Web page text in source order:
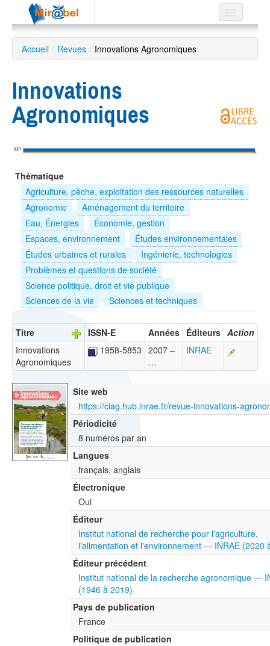
Le réseau
Soutien
Recherche
EN
ES
?
Accueil / Revues / Innovations Agronomiques
Innovations
Agronomiques
2007
Thématique
Agriculture, pêche, exploitation des ressources naturelles
Agronomie
Aménagement du territoire
Eau, Énergies
Économie, gestion
Espaces, environnement
Études environnementales
Études urbaines et rurales
Ingénierie, technologies
Problèmes et questions de société
Science politique, droit et vie publique
Sciences de la vie
Sciences et techniques
Titre ISSN-E Années Éditeurs Action
Innovations
Agronomiques
1958-5853 2007 –
…
INRAE
Site web
https://ciag.hub.inrae.fr/revue-innovations-
Périodicité
8 numéros par an
Langues
français, anglais
Électronique
Oui
Éditeur
Institut national de recherche pour l'agriculture,
l'alimentation et l'environnement — INRAE
Éditeur précédent
Institut national de la recherche agronomique —
(1946 à 2019)
Pays de publication
France
Politique de publication